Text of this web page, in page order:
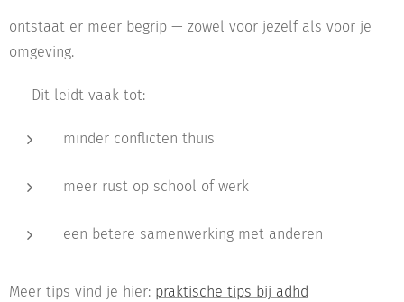
ontstaat er meer begrip — zowel voor jezelf als voor je
omgeving.
👉 Dit leidt vaak tot:
minder conflicten thuis
meer rust op school of werk
een betere samenwerking met anderen
Meer tips vind je hier: praktische tips bij adhd